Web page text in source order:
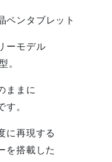
ンタブレット
ーモデル
。
ままに
。
に再現する
を搭載した